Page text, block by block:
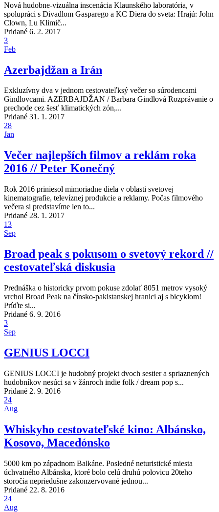
Nová hudobne-vizuálna inscenácia Klaunského laboratória, v
spolupráci s Divadlom Gasparego a KC Diera do sveta: Hrajú: John
Clown, Lu Klimič...
Pridané 6. 2. 2017
3
Feb
Azerbajdžan a Irán
Exkluzívny dva v jednom cestovateľksý večer so súrodencami
Gindlovcami. AZERBAJDŽAN / Barbara Gindlová Rozprávanie o
prechode cez šesť klimatických zón,...
Pridané 31. 1. 2017
28
Jan
Večer najlepších filmov a reklám roka
2016 // Peter Konečný
Rok 2016 priniesol mimoriadne diela v oblasti svetovej
kinematografie, televíznej produkcie a reklamy. Počas filmového
večera si predstavíme len to...
Pridané 28. 1. 2017
13
Sep
Broad peak s pokusom o svetový rekord //
cestovateľská diskusia
Prednáška o historicky prvom pokuse zdolať 8051 metrov vysoký
vrchol Broad Peak na čínsko-pakistanskej hranici aj s bicyklom!
Príďte si...
Pridané 6. 9. 2016
3
Sep
GENIUS LOCCI
GENIUS LOCCI je hudobný projekt dvoch sestier a spriaznených
hudobníkov nesúci sa v žánroch indie folk / dream pop s...
Pridané 2. 9. 2016
24
Aug
Whiskyho cestovateľské kino: Albánsko,
Kosovo, Macedónsko
5000 km po západnom Balkáne. Posledné neturistické miesta
úchvatného Albánska, ktoré bolo celú druhú polovicu 20teho
storočia nepriedušne zakonzervované jednou...
Pridané 22. 8. 2016
24
Aug